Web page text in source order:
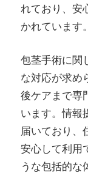
れており、安
かれています。
包茎手術に関
な対応が求め
後ケアまで専
います。情報
届いており、
安心して利用
うな包括的な